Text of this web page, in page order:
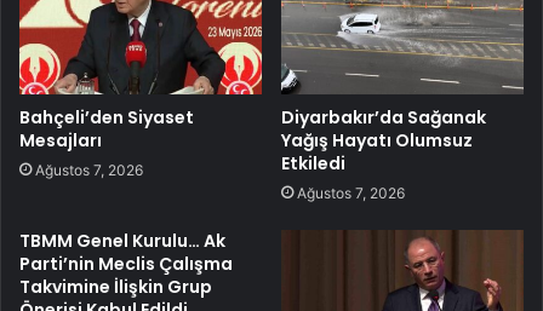
Bahçeli’den Siyaset
Mesajları
Ağustos 7, 2026
Diyarbakır’da Sağanak
Yağış Hayatı Olumsuz
Etkiledi
Ağustos 7, 2026
TBMM Genel Kurulu… Ak
Parti’nin Meclis Çalışma
Takvimine İlişkin Grup